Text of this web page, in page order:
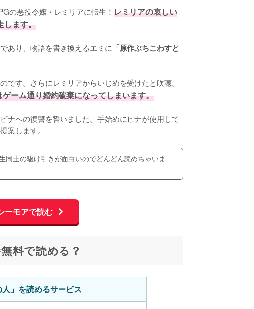
の悪役令嬢・レミリアに転生！ レミリアの哀しい
します。
であり、物語を書き換えるエミに 「原作ぶちこわすと
のです。さらにレミリアからいじめを受けたと吹聴。
ゲーム通り婚約破棄になってしまいます。
ナへの復讐を誓いました。手始めにピナが使用して
案します。
同士の駆け引きが面白いのでどんどん読めちゃいま
ーモアで読む
料で読める？
」を読めるサービス